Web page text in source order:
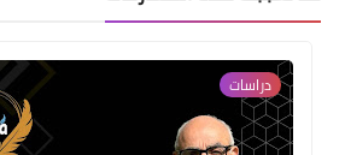
دراسات